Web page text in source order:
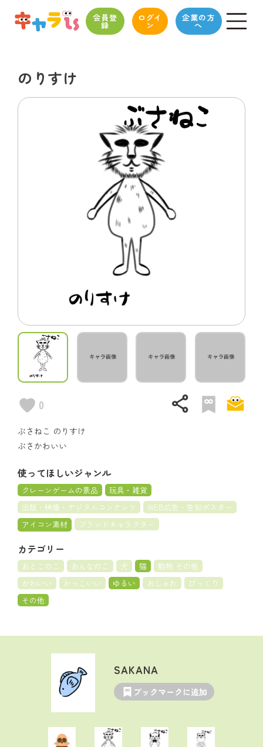
会員登
録
ログイ
ン
企業の方
へ
のりすけ
0 share
ぶさねこ のりすけ
ぶさかわいい
使ってほしいジャンル
クレーンゲームの景品
玩具・雑貨
出版・映像・デジタルコンテンツ
WEB広告・告知ポスター
アイコン素材
ブランドキャラクター
カテゴリー
おとこのこ おんなのこ 犬 猫
動物 その他
かわいい
かっこいい ゆるい おしゃれ
びっくり
その他
SAKANA
ブックマークに追加